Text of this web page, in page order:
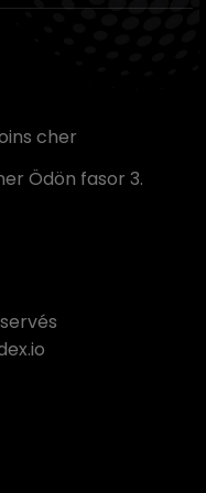
cher
Ödön fasor 3.